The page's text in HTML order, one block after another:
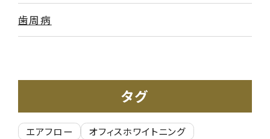
歯周病
タグ
エアフロー
オフィスホワイトニング